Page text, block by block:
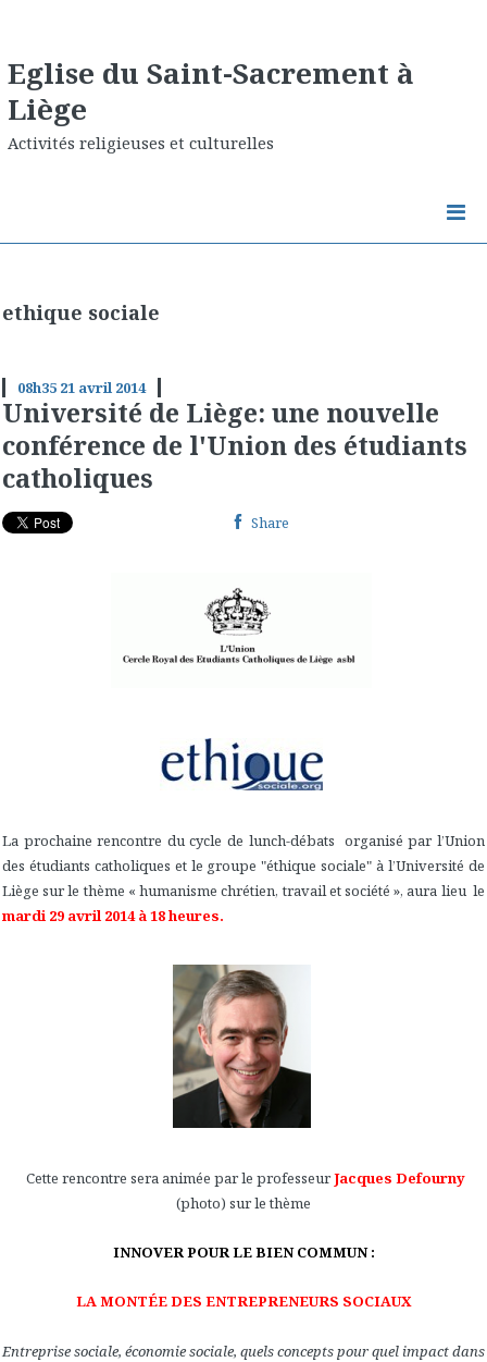
Eglise du Saint-Sacrement à
Liège
Activités religieuses et culturelles
ethique sociale
08h35 21 avril 2014
Université de Liège: une nouvelle
conférence de l'Union des étudiants
catholiques
Share
La prochaine rencontre du cycle de lunch-débats organisé par l’Union
des étudiants catholiques et le groupe "éthique sociale" à l’Université de
Liège sur le thème « humanisme chrétien, travail et société », aura lieu le
mardi 29 avril 2014 à 18 heures.
Cette rencontre sera animée par le professeurJacques Defourny
(photo) sur le thème
INNOVER POUR LE BIEN COMMUN :
LA MONTÉE DES ENTREPRENEURS SOCIAUX
Entreprise sociale, économie sociale, quels concepts pour quel impact dans